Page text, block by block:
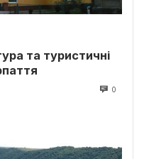
та туристичні
0